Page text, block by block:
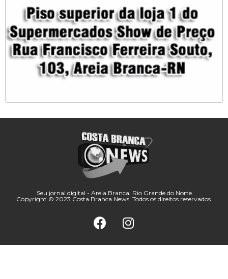
Seu jornal digital - Areia Branca, Rio Grande do Norte
Copyright © 2023 Costa Branca News. Todos os direitos reservados.